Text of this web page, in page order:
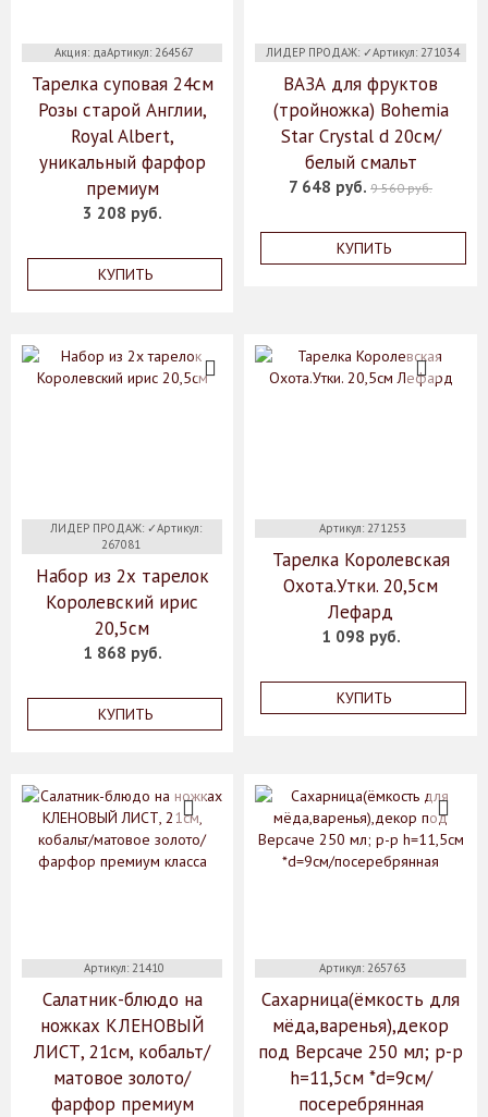
Акция: даАртикул: 264567
Тарелка суповая 24см
Розы старой Англии,
Royal Albert,
уникальный фарфор
премиум
3 208 руб.
КУПИТЬ
ЛИДЕР ПРОДАЖ: ✓Артикул: 271034
ВАЗА для фруктов
(тройножка) Bohemia
Star Crystal d 20см/
белый смальт
7 648 руб. 9 560 руб.
КУПИТЬ
ЛИДЕР ПРОДАЖ: ✓Артикул:
267081
Набор из 2х тарелок
Королевский ирис
20,5см
1 868 руб.
КУПИТЬ
Артикул: 271253
Тарелка Королевская
Охота.Утки. 20,5см
Лефард
1 098 руб.
КУПИТЬ
Артикул: 21410
Салатник-блюдо на
ножках КЛЕНОВЫЙ
ЛИСТ, 21см, кобальт/
матовое золото/
фарфор премиум
Артикул: 265763
Сахарница(ёмкость для
мёда,варенья),декор
под Версаче 250 мл; р-р
h=11,5см *d=9см/
посеребрянная